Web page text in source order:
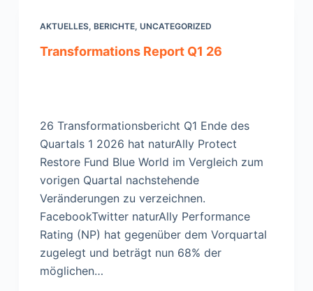
AKTUELLES, BERICHTE, UNCATEGORIZED
Transformations Report Q1 26
26 Transformationsbericht Q1 Ende des
Quartals 1 2026 hat naturAlly Protect
Restore Fund Blue World im Vergleich zum
vorigen Quartal nachstehende
Veränderungen zu verzeichnen.
FacebookTwitter naturAlly Performance
Rating (NP) hat gegenüber dem Vorquartal
zugelegt und beträgt nun 68% der
möglichen…